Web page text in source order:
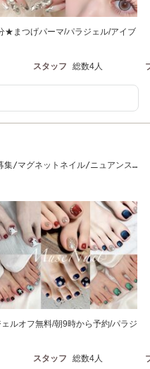
まつげパーマ/パラジェル/アイブ
スタッフ 総数4人
/マグネットネイル/ニュアンス
ルオフ無料/朝9時から予約/パラジ
スタッフ 総数4人